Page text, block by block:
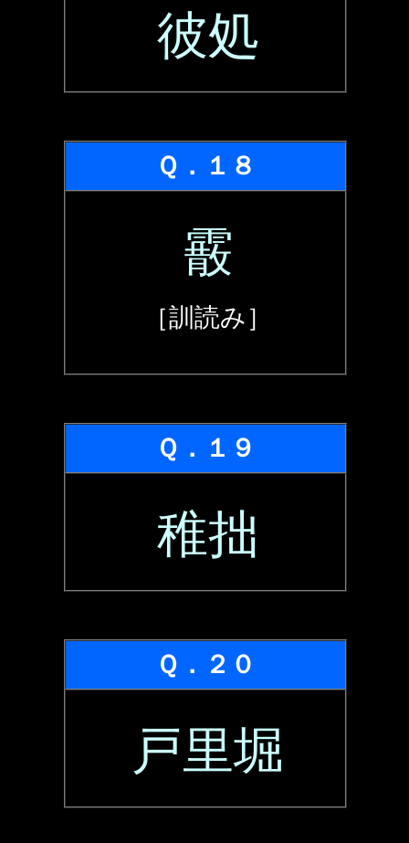
彼処
Ｑ．１８
霰
［訓読み］
Ｑ．１９
稚拙
Ｑ．２０
戸里堀